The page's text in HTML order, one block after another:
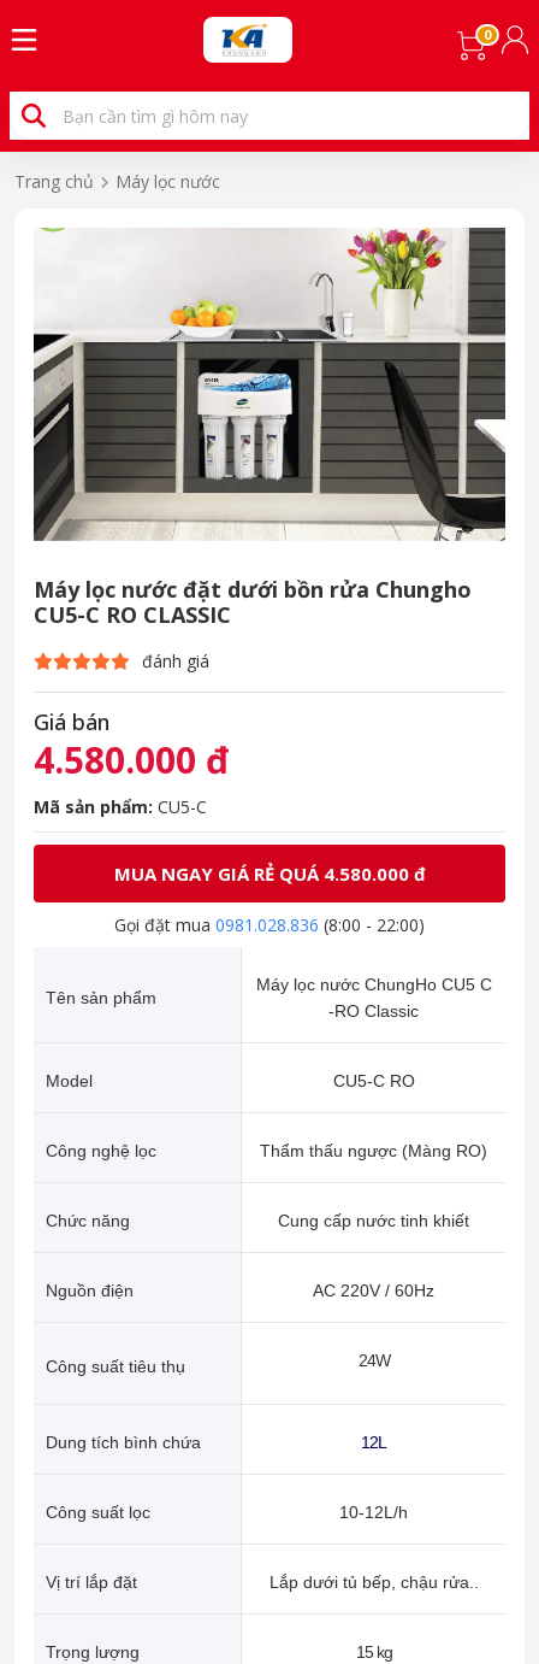
0
Trang chủ Máy lọc nước
Máy lọc nước đặt dưới bồn rửa Chungho
CU5-C RO CLASSIC
đánh giá
Giá bán
4.580.000 đ
Mã sản phẩm: CU5-C
MUA NGAY GIÁ RẺ QUÁ 4.580.000 đ
Gọi đặt mua 0981.028.836 (8:00 - 22:00)
Tên sản phẩm
Máy lọc nước ChungHo CU5 C
-RO Classic
Model CU5-C RO
Công nghệ lọc Thẩm thấu ngược (Màng RO)
Chức năng Cung cấp nước tinh khiết
Nguồn điện AC 220V / 60Hz
Công suất tiêu thụ 24W
Dung tích bình chứa 12L
Công suất lọc 10-12L/h
Vị trí lắp đặt Lắp dưới tủ bếp, chậu rửa..
Trọng lượng 15 kg